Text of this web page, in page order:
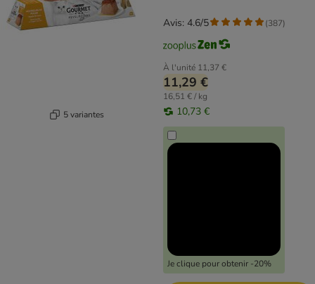
5 variantes
À l'unité 11,37 €
11,29 €
16,51 € / kg
10,73 €
Je clique pour obtenir -20%
Avis: 4.6/5 (387)